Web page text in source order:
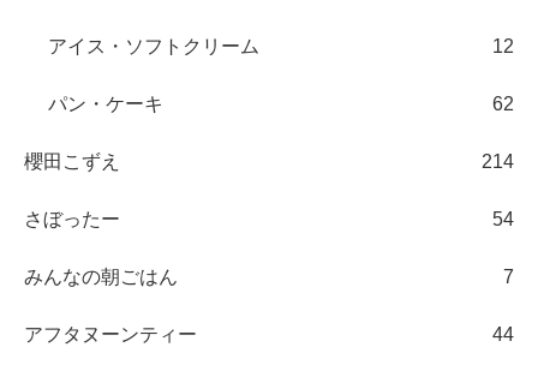
アイス・ソフトクリーム 12
パン・ケーキ 62
櫻田こずえ 214
さぼったー 54
みんなの朝ごはん 7
アフタヌーンティー 44